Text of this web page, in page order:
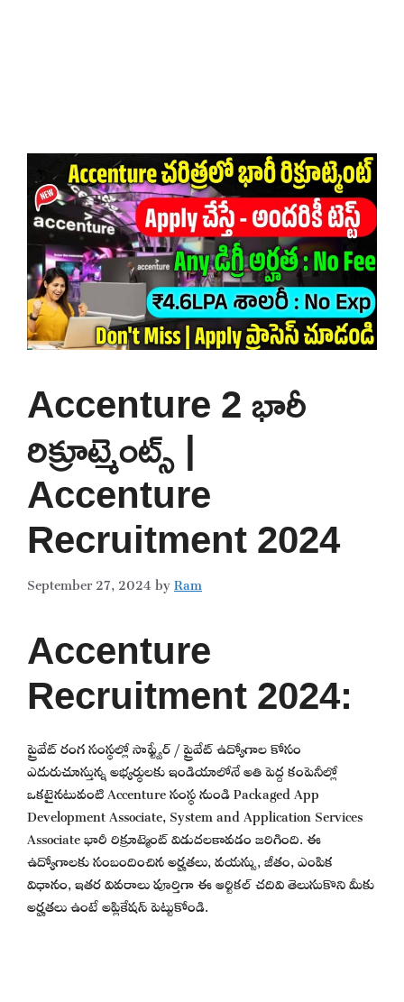
Accenture 2 భారీ
రిక్రూట్మెంట్స్ |
Accenture
Recruitment 2024
September 27, 2024byRam
Accenture
Recruitment 2024:
ప్రైవేట్ రంగ సంస్థల్లో సాఫ్ట్వేర్ / ప్రైవేట్ ఉద్యోగాల కోసం
ఎదురుచూస్తున్న అభ్యర్థులకు ఇండియాలోనే అతి పెద్ద కంపెనీల్లో
ఒకటైనటువంటి Accenture సంస్థ నుండి Packaged App
Development Associate, System and Application Services
Associate భారీ రిక్రూట్మెంట్ విడుదలకావడం జరిగింది. ఈ
ఉద్యోగాలకు సంబందించిన అర్హతలు, వయస్సు, జీతం, ఎంపిక
విధానం, ఇతర వివరాలు పూర్తిగా ఈ ఆర్టికల్ చదివి తెలుసుకొని మీకు
అర్హతలు ఉంటే అప్లికేషన్ పెట్టుకోండి.